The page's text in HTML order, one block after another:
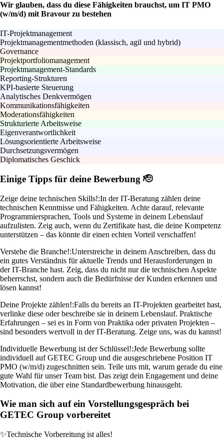
Wir glauben, dass du diese Fähigkeiten brauchst, um IT PMO
(w/m/d) mit Bravour zu bestehen
IT-Projektmanagement
Projektmanagementmethoden (klassisch, agil und hybrid)
Governance
Projektportfoliomanagement
Projektmanagement-Standards
Reporting-Strukturen
KPI-basierte Steuerung
Analytisches Denkvermögen
Kommunikationsfähigkeiten
Moderationsfähigkeiten
Strukturierte Arbeitsweise
Eigenverantwortlichkeit
Lösungsorientierte Arbeitsweise
Durchsetzungsvermögen
Diplomatisches Geschick
Einige Tipps für deine Bewerbung 🫡
Zeige deine technischen Skills!:In der IT-Beratung zählen deine
technischen Kenntnisse und Fähigkeiten. Achte darauf, relevante
Programmiersprachen, Tools und Systeme in deinem Lebenslauf
aufzulisten. Zeig auch, wenn du Zertifikate hast, die deine Kompetenz
unterstützen – das könnte dir einen echten Vorteil verschaffen!
Verstehe die Branche!:Unterstreiche in deinem Anschreiben, dass du
ein gutes Verständnis für aktuelle Trends und Herausforderungen in
der IT-Branche hast. Zeig, dass du nicht nur die technischen Aspekte
beherrschst, sondern auch die Bedürfnisse der Kunden erkennen und
lösen kannst!
Deine Projekte zählen!:Falls du bereits an IT-Projekten gearbeitet hast,
verlinke diese oder beschreibe sie in deinem Lebenslauf. Praktische
Erfahrungen – sei es in Form von Praktika oder privaten Projekten –
sind besonders wertvoll in der IT-Beratung. Zeige uns, was du kannst!
Individuelle Bewerbung ist der Schlüssel!:Jede Bewerbung sollte
individuell auf GETEC Group und die ausgeschriebene Position IT
PMO (w/m/d) zugeschnitten sein. Teile uns mit, warum gerade du eine
gute Wahl für unser Team bist. Das zeigt dein Engagement und deine
Motivation, die über eine Standardbewerbung hinausgeht.
Wie man sich auf ein Vorstellungsgespräch bei
GETEC Group vorbereitet
✨Technische Vorbereitung ist alles!